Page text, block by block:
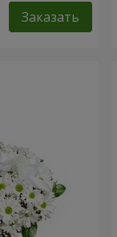
Заказать